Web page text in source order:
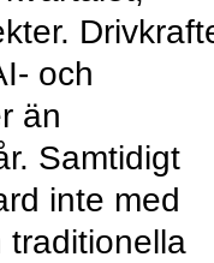
och
än
Samtidigt
inte med
traditionella